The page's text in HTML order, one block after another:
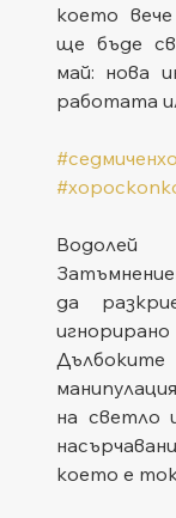
което
ще бъде
май: нова
работата
Водолей
да
на светло
което е